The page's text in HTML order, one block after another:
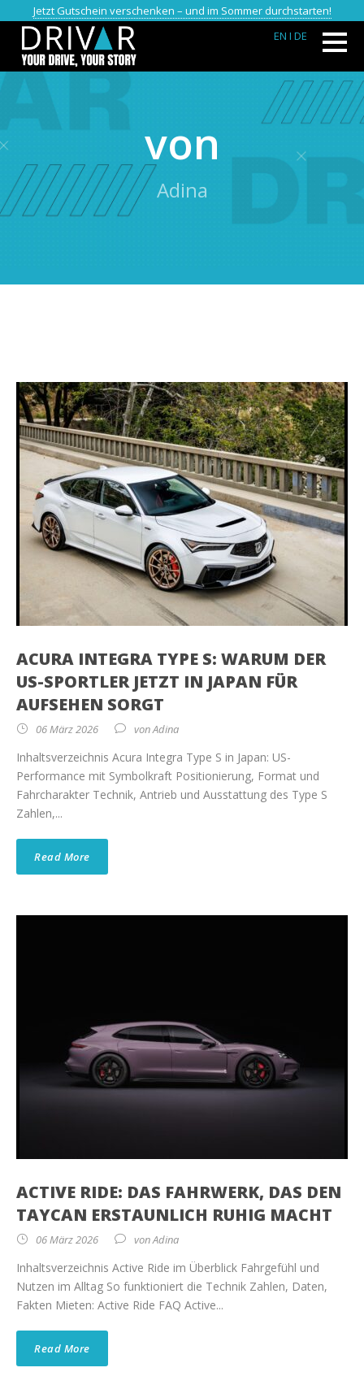
Jetzt Gutschein verschenken – und im Sommer durchstarten!
EN I DE
von
Adina
ACURA INTEGRA TYPE S: WARUM DER
US-SPORTLER JETZT IN JAPAN FÜR
AUFSEHEN SORGT
06 März 2026 vonAdina
Inhaltsverzeichnis Acura Integra Type S in Japan: US-
Performance mit Symbolkraft Positionierung, Format und
Fahrcharakter Technik, Antrieb und Ausstattung des Type S
Zahlen,...
Read More
ACTIVE RIDE: DAS FAHRWERK, DAS DEN
TAYCAN ERSTAUNLICH RUHIG MACHT
06 März 2026 vonAdina
Inhaltsverzeichnis Active Ride im Überblick Fahrgefühl und
Nutzen im Alltag So funktioniert die Technik Zahlen, Daten,
Fakten Mieten: Active Ride FAQ Active...
Read More